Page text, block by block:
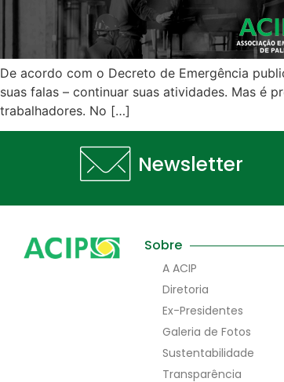
De acordo com o Decreto de Emergência
suas falas – continuar suas atividades. Mas é
trabalhadores. No […]
Newsletter
Sobre
A ACIP
Diretoria
Ex-Presidentes
Galeria de Fotos
Sustentabilidade
Transparência